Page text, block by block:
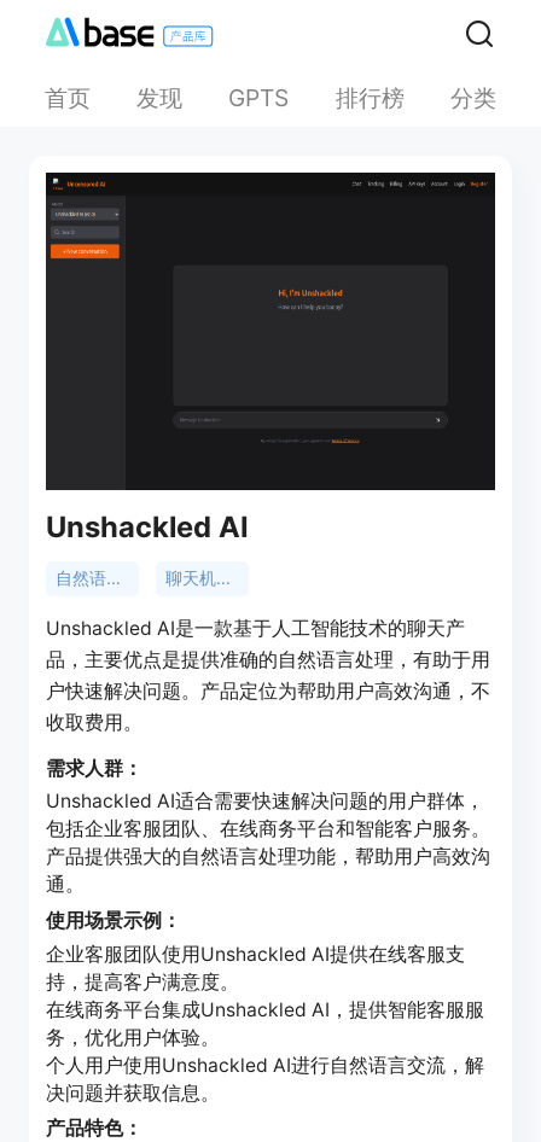
首页 发现 GPTS 排行榜 分类
Unshackled AI
自然语言处理 聊天机器人
Unshackled AI是一款基于人工智能技术的聊天产
品，主要优点是提供准确的自然语言处理，有助于用
户快速解决问题。产品定位为帮助用户高效沟通，不
收取费用。
需求人群：
Unshackled AI适合需要快速解决问题的用户群体，
包括企业客服团队、在线商务平台和智能客户服务。
产品提供强大的自然语言处理功能，帮助用户高效沟
通。
使用场景示例：
企业客服团队使用Unshackled AI提供在线客服支
持，提高客户满意度。
在线商务平台集成Unshackled AI，提供智能客服服
务，优化用户体验。
个人用户使用Unshackled AI进行自然语言交流，解
决问题并获取信息。
产品特色：